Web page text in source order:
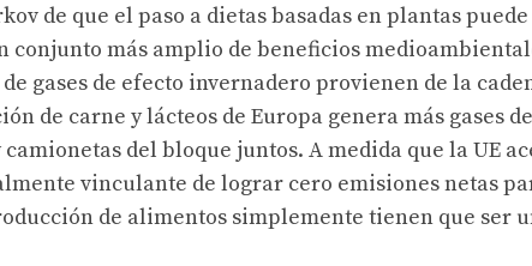
de que el paso a dietas basadas en plantas
más amplio de beneficios
gases de efecto invernadero provienen de la
de carne y lácteos de Europa genera más gases
del bloque juntos. A medida que la UE
vinculante de lograr cero emisiones netas
de alimentos simplemente tienen que ser